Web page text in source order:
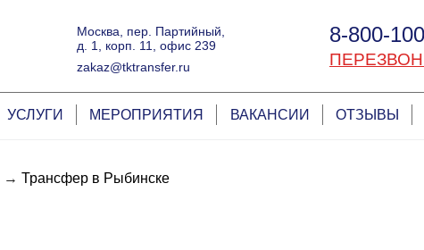
8-800-
Москва, пер. Партийный,
д. 1, корп. 11, офис 239
zakaz@tktransfer.ru
УСЛУГИ МЕРОПРИЯТИЯ ВАКАНСИИ ОТЗЫВЫ
→ Трансфер в Рыбинске